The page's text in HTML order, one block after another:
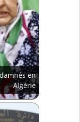
en
Algérie